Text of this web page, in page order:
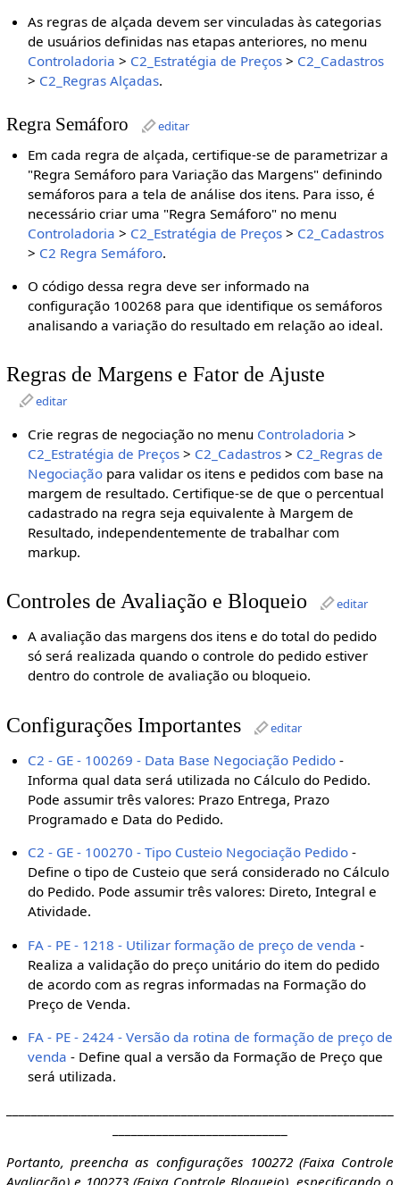
As regras de alçada devem ser vinculadas às categorias
de usuários definidas nas etapas anteriores, no menu
Controladoria > C2_Estratégia de Preços > C2_Cadastros
> C2_Regras Alçadas.
Regra Semáforo editar
Em cada regra de alçada, certifique-se de parametrizar a
"Regra Semáforo para Variação das Margens" definindo
semáforos para a tela de análise dos itens. Para isso, é
necessário criar uma "Regra Semáforo" no menu
Controladoria > C2_Estratégia de Preços > C2_Cadastros
> C2 Regra Semáforo.
O código dessa regra deve ser informado na
configuração 100268 para que identifique os semáforos
analisando a variação do resultado em relação ao ideal.
Regras de Margens e Fator de Ajuste
editar
Crie regras de negociação no menu Controladoria >
C2_Estratégia de Preços > C2_Cadastros > C2_Regras de
Negociação para validar os itens e pedidos com base na
margem de resultado. Certifique-se de que o percentual
cadastrado na regra seja equivalente à Margem de
Resultado, independentemente de trabalhar com
markup.
Controles de Avaliação e Bloqueio editar
A avaliação das margens dos itens e do total do pedido
só será realizada quando o controle do pedido estiver
dentro do controle de avaliação ou bloqueio.
Configurações Importantes editar
C2 - GE - 100269 - Data Base Negociação Pedido -
Informa qual data será utilizada no Cálculo do Pedido.
Pode assumir três valores: Prazo Entrega, Prazo
Programado e Data do Pedido.
C2 - GE - 100270 - Tipo Custeio Negociação Pedido -
Define o tipo de Custeio que será considerado no Cálculo
do Pedido. Pode assumir três valores: Direto, Integral e
Atividade.
FA - PE - 1218 - Utilizar formação de preço de venda -
Realiza a validação do preço unitário do item do pedido
de acordo com as regras informadas na Formação do
Preço de Venda.
FA - PE - 2424 - Versão da rotina de formação de preço de
venda - Define qual a versão da Formação de Preço que
será utilizada.
Portanto, preencha as configurações 100272 (Faixa Controle